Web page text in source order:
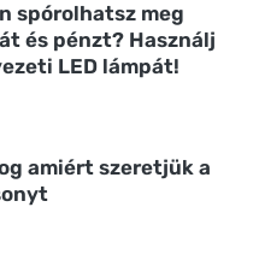
spórolhatsz meg
és pénzt? Használj
LED lámpát!
amiért szeretjük a